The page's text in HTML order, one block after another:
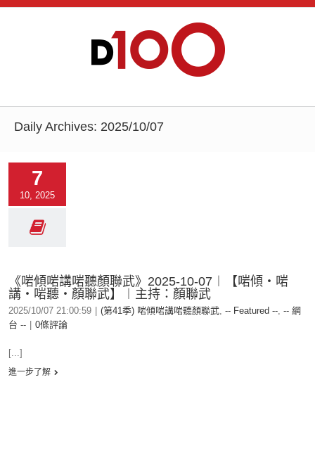
Daily Archives: 2025/10/07
7
10, 2025
《啱傾啱講啱聽顏聯武》2025-10-07︱【啱傾‧啱
講‧啱聽‧顏聯武】︱主持：顏聯武
2025/10/07 21:00:59 (第41季) 啱傾啱講啱聽顏聯武, -- Featured --, -- 網
台 --
0條評論
[...]
進一步了解